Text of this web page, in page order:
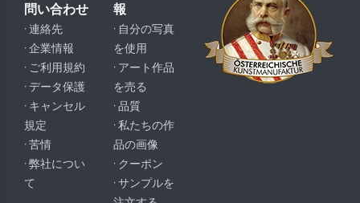
問い合わせ
· 連絡先
· 企業情報
· ご利用規約
· データ保護
· キャンセル
規定
· 苦情
· 弊社につい
て
報
· 自分の写真
を使用
· アート作品
を売る
· 品質
· 私たちの作
品の画像
· クーポン
· サンプルを